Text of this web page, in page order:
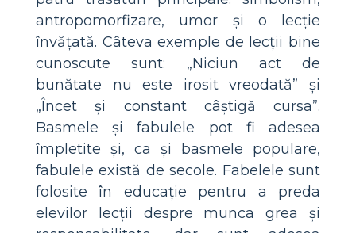
antropomorfizare, umor și o lecție
învățată. Câteva exemple de lecții bine
cunoscute sunt: „Niciun act de
bunătate nu este irosit vreodată” și
„Încet și constant câștigă cursa”.
Basmele și fabulele pot fi adesea
împletite și, ca și basmele populare,
fabulele există de secole. Fabelele sunt
folosite în educație pentru a preda
elevilor lecții despre munca grea și